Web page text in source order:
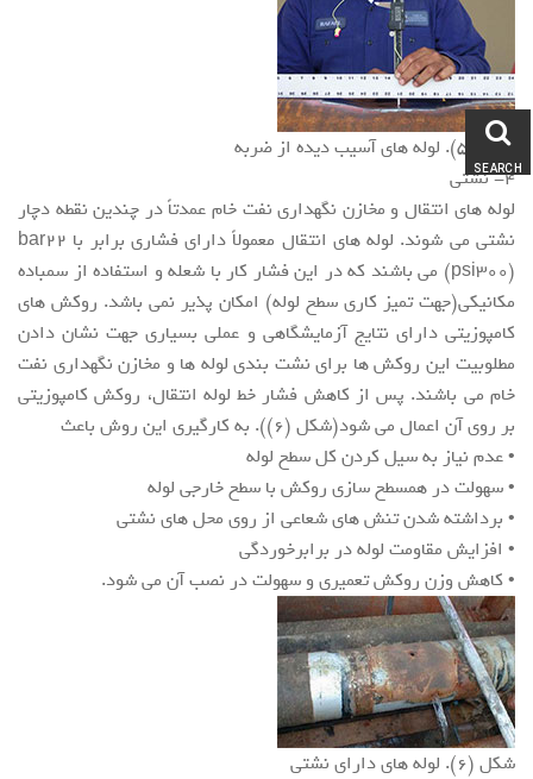
شکل (5). لوله های آسیب دیده از ضربه
4- نشتی
لوله های انتقال و مخازن نگهداری نفت خام عمدتاً در چندین نقطه دچار
نشتی می شوند. لوله های انتقال معمولاً دارای فشاری برابر با bar22
(psi300) می باشند که در این فشار کار با شعله و استفاده از سمباده
مکانیکی(جهت تمیز کاری سطح لوله) امکان پذیر نمی باشد. روکش های
کامپوزیتی دارای نتایج آزمایشگاهی و عملی بسیاری جهت نشان دادن
مطلوبیت این روکش ها برای نشت بندی لوله ها و مخازن نگهداری نفت
خام می باشند. پس از کاهش فشار خط لوله انتقال، روکش کامپوزیتی
بر روی آن اعمال می شود(شکل (6)). به کارگیری این روش باعث
• عدم نیاز به سیل کردن کل سطح لوله
• سهولت در همسطح سازی روکش با سطح خارجی لوله
• برداشته شدن تنش های شعاعی از روی محل های نشتی
• افزایش مقاومت لوله در برابرخوردگی
• کاهش وزن روکش تعمیری و سهولت در نصب آن می شود.
شکل (6). لوله های دارای نشتی
SEARCH